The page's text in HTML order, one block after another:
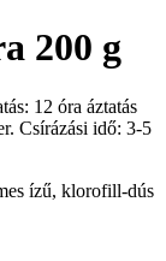
200 g
12 óra áztatás
Csírázási idő: 3-5
ízű, klorofill-dús